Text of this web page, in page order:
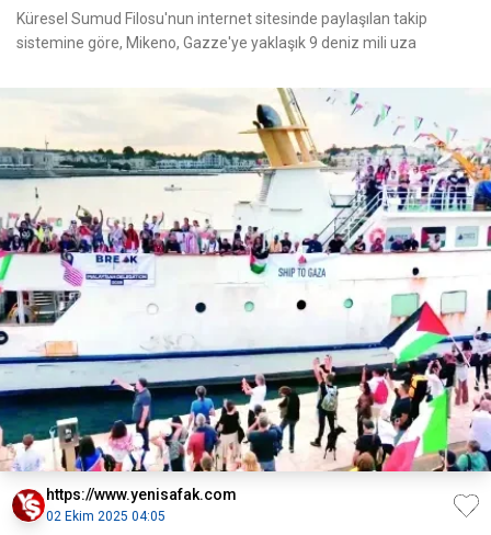
Küresel Sumud Filosu'nun internet sitesinde paylaşılan takip
sistemine göre, Mikeno, Gazze'ye yaklaşık 9 deniz mili uza
https://www.yenisafak.com
02 Ekim 2025 04:05